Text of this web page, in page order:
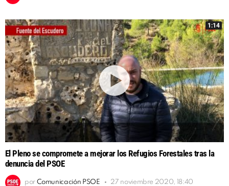
1:14
El Pleno se compromete a mejorar los Refugios Forestales tras la
denuncia del PSOE
por Comunicación PSOE 27 noviembre 2020, 18:40